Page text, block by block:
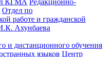
КГМА Редакционно-
Отдел по
работе и гражданской
Ахунбаева
и дистанционного обучения
языков Центр